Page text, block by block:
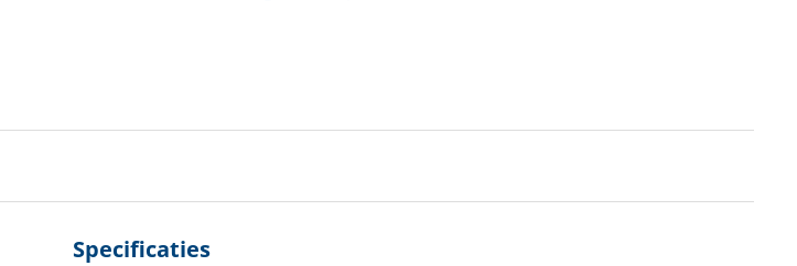
Specificaties